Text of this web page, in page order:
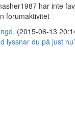
har inte
forumaktivitet
(2015-06-13
lyssnar du på just